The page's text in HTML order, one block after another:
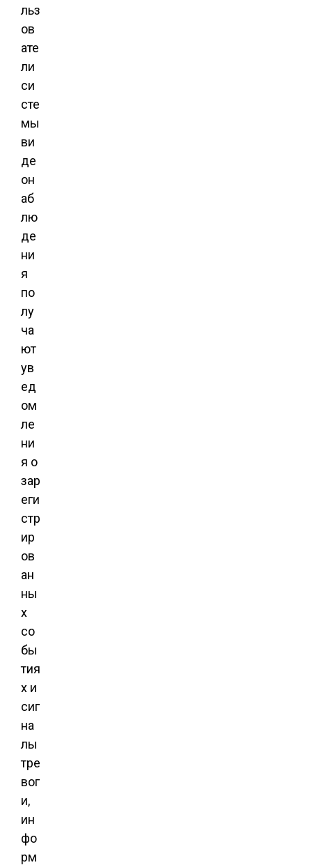
льз
ов
ате
ли
си
сте
мы
ви
де
он
аб
лю
де
ни
я
по
лу
ча
ют
ув
ед
ом
ле
ни
я о
зар
еги
стр
ир
ов
ан
ны
х
со
бы
тия
х и
сиг
на
лы
тре
вог
и,
ин
фо
рм